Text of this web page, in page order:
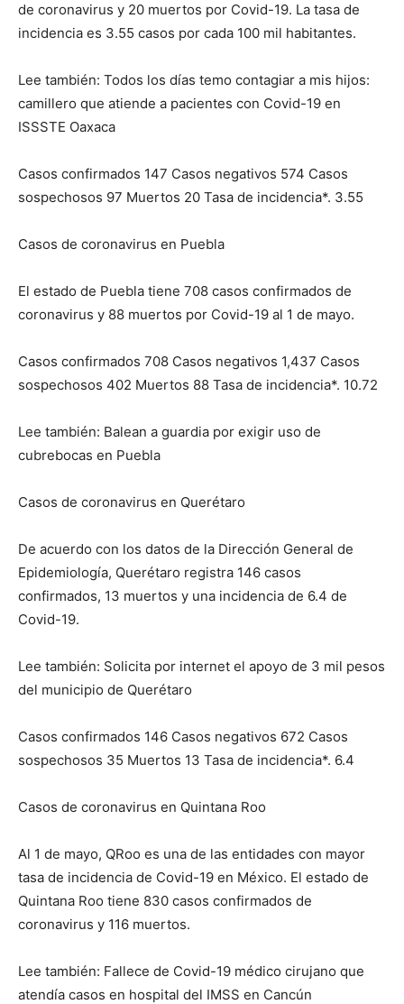
de coronavirus y 20 muertos por Covid-19. La tasa de
incidencia es 3.55 casos por cada 100 mil habitantes.
Lee también: Todos los días temo contagiar a mis hijos:
camillero que atiende a pacientes con Covid-19 en
ISSSTE Oaxaca
Casos confirmados 147 Casos negativos 574 Casos
sospechosos 97 Muertos 20 Tasa de incidencia*. 3.55
Casos de coronavirus en Puebla
El estado de Puebla tiene 708 casos confirmados de
coronavirus y 88 muertos por Covid-19 al 1 de mayo.
Casos confirmados 708 Casos negativos 1,437 Casos
sospechosos 402 Muertos 88 Tasa de incidencia*. 10.72
Lee también: Balean a guardia por exigir uso de
cubrebocas en Puebla
Casos de coronavirus en Querétaro
De acuerdo con los datos de la Dirección General de
Epidemiología, Querétaro registra 146 casos
confirmados, 13 muertos y una incidencia de 6.4 de
Covid-19.
Lee también: Solicita por internet el apoyo de 3 mil pesos
del municipio de Querétaro
Casos confirmados 146 Casos negativos 672 Casos
sospechosos 35 Muertos 13 Tasa de incidencia*. 6.4
Casos de coronavirus en Quintana Roo
Al 1 de mayo, QRoo es una de las entidades con mayor
tasa de incidencia de Covid-19 en México. El estado de
Quintana Roo tiene 830 casos confirmados de
coronavirus y 116 muertos.
Lee también: Fallece de Covid-19 médico cirujano que
atendía casos en hospital del IMSS en Cancún